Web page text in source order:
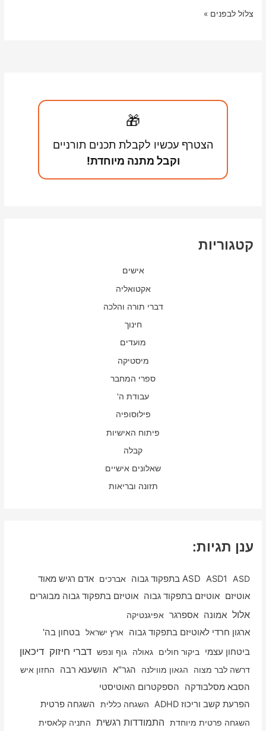
מהי
צלוֹל לבפנים »
🎁
הצטרף עכשיו לקבלת תכנים תורניים
וקבל מתנה מיוחדת!
קטגוריות
אישים
אקטואליה
דברי תורה והלכה
חינוך
מועדים
מיסטיקה
ספרי המחבר
עבודת ה'
פילוסופיה
פיתוח האישיות
קבלה
שאלונים אישיים
תזונה ובריאות
ענן תגיות:
ASD
ASD1 ASD בתפקוד גבוה אברכים אדם רגיש מאוד
אוטיזם אוטיזם בתפקוד גבוה אוטיזם בתפקוד גבוה מבוגרים
אלול אמונה אספרגר אפיגנטיקה
ארגון חרדי לאוטיזם בתפקוד גבוה ארץ ישראל בטחון בה'
ביטחון עצמי ביקור חולים גאולה גוף ונפש דברי חיזוק דיכאון
דרשה לבר מצוה הגאון מווילנה הגר"א הושענא רבה החזון איש
הסבא מסלבודקה
הספקטרום האוטיסטי
הפרעת קשב וריכוז ADHD
השגחה כללית השגחה פרטית
השגחה פרטית מיוחדת התמודדות רגשית התניה קלאסית